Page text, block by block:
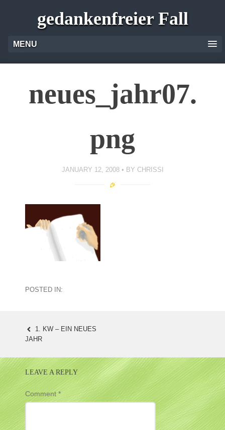
gedankenfreier Fall
MENU
neues_jahr07.
png
JANUARY 12, 2008 BY CHRISSI
POSTED IN:
POST
NAVIGATION
1. KW – EIN NEUES
JAHR
LEAVE A REPLY
Comment*